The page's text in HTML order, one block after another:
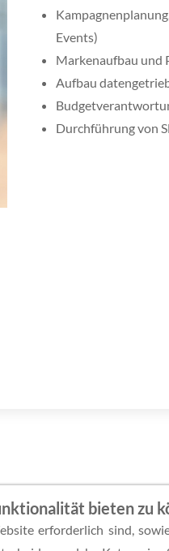
Events)
Markenaufbau und
Aufbau
Durchführung von
bieten zu
erforderlich sind,